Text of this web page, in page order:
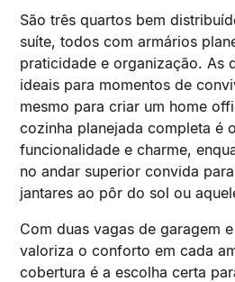
São três quartos bem
suíte, todos com armários
praticidade e organização. As
ideais para momentos de
mesmo para criar um home
cozinha planejada completa é
funcionalidade e charme,
no andar superior convida
jantares ao pôr do sol ou
Com duas vagas de garagem
valoriza o conforto em cada
cobertura é a escolha certa